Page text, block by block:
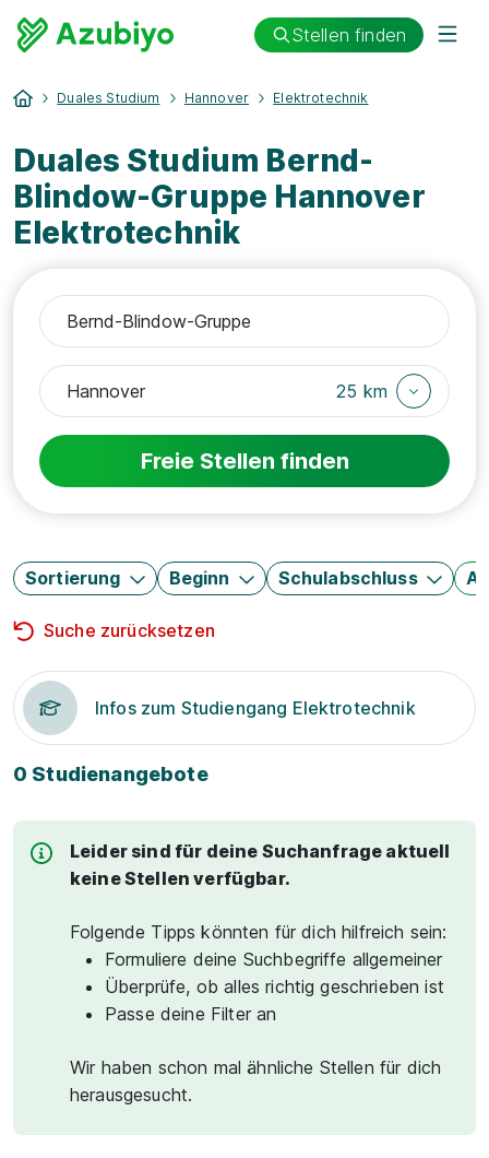
Stellen finden
Duales Studium Hannover Elektrotechnik
Duales Studium Bernd-
Blindow-Gruppe Hannover
Elektrotechnik
25 km
Freie Stellen finden
Sortierung Beginn Schulabschluss
Suche zurücksetzen
Infos zum Studiengang Elektrotechnik
0 Studienangebote
Leider sind für deine Suchanfrage aktuell
keine Stellen verfügbar.
Folgende Tipps könnten für dich hilfreich sein:
Formuliere deine Suchbegriffe allgemeiner
Überprüfe, ob alles richtig geschrieben ist
Passe deine Filter an
Wir haben schon mal ähnliche Stellen für dich
herausgesucht.